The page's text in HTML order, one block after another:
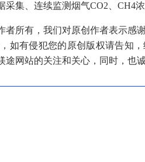
集、连续监测烟气CO2、CH4浓
所有，我们对原创作者表示感
如有侵犯您的原创版权请告知
网站的关注和关心，同时，也